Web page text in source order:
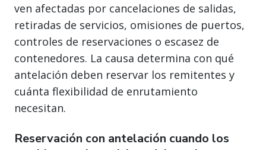
ven afectadas por cancelaciones de salidas,
retiradas de servicios, omisiones de puertos,
controles de reservaciones o escasez de
contenedores. La causa determina con qué
antelación deben reservar los remitentes y
cuánta flexibilidad de enrutamiento
necesitan.
Reservación con antelación cuando los